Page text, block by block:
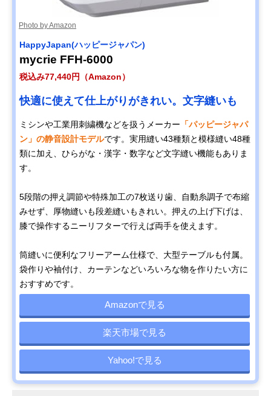
Photo by Amazon
HappyJapan(ハッピージャパン)
mycrie FFH-6000
税込み77,440円（Amazon）
快適に使えて仕上がりがきれい。文字縫いも
ミシンや工業用刺繍機などを扱うメーカー 「パッピージャパ
ン」の静音設計モデルです。実用縫い43種類と模様縫い48種
類に加え、ひらがな・漢字・数字など文字縫い機能もありま
す。
5段階の押え調節や特殊加工の7枚送り歯、自動糸調子で布縮
みせず、厚物縫いも段差縫いもきれい。押えの上げ下げは、
膝で操作するニーリフターで行えば両手を使えます。
筒縫いに便利なフリーアーム仕様で、大型テーブルも付属。
袋作りや袖付け、カーテンなどいろいろな物を作りたい方に
おすすめです。
Amazonで見る
楽天市場で見る
Yahoo!で見る